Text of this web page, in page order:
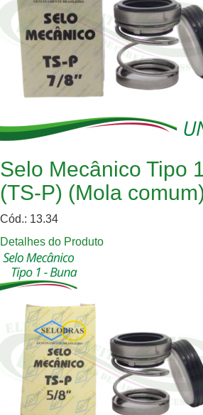
Selo Mecânico Tipo
(TS-P) (Mola
Cód.: 13.34
Detalhes do Produto